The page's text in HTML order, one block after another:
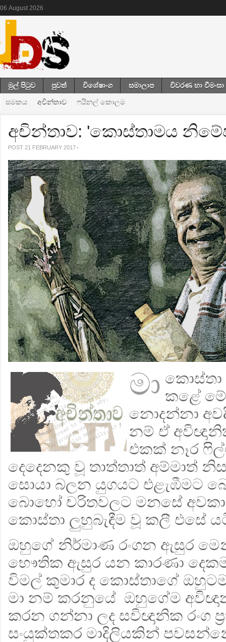
06 August 2026
මුල් පිටුව පුවත් විශේෂාංග සමාලාප විවරණ හා වීමංසා
සමකය අචින්තාව ෆයිනල් කොලම
අචින්තාව: 'කොස්තාමය
POST 21 FEBRUARY 2017
මා කොස්තා
කළේ මේ
නොදන්නා
නම් ඒ
එකක් නෑර
දෙදෙනකු වූ තාත්තාත් අම්මාත්
සොයා බලන යුගයට එළැඹීමට
බොහෝ චරිතවලට මනසේ
කොස්තා ලුහුබැඳීම වූ කලී එසේ
ඔහුගේ නිර්මාණ රංගන ඇසුර
භෞතික ඇසුර යන කාරණා
විමල් කුමාර ද කොස්තාගේ
මා නම් කරනුයේ ඔහුගේම
කරන ගන්නා ලද සවිඥානික රංග
සංයුක්තකර මාදිලියකින්